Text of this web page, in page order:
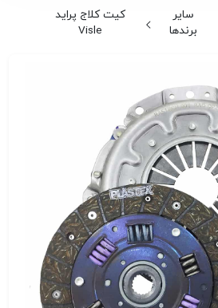
سایر
برندها
کیت کلاج پراید
Visle